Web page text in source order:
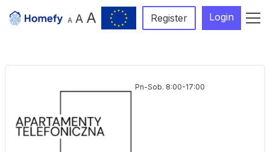
A A A Register Login
Pn-Sob. 8:00-17:00